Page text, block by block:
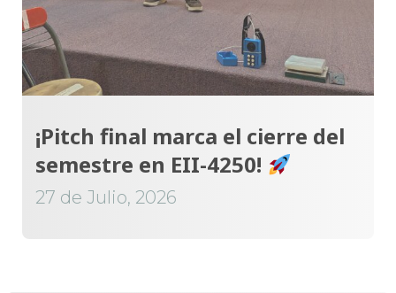
¡Pitch final marca el cierre del
semestre en EII-4250!
27 de Julio, 2026